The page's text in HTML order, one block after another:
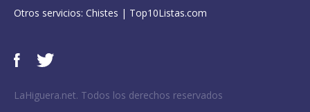
Otros servicios: Chistes | Top10Listas.com
LaHiguera.net. Todos los derechos reservados